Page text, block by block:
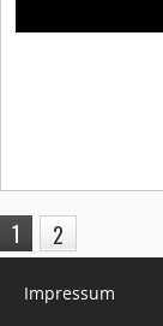
1 2
Impressum